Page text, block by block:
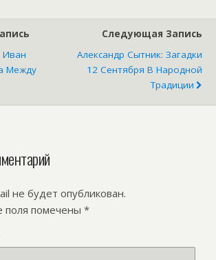
Иван
Между
Следующая Запись
Александр Сытник: Загадки
12 Сентября В Народной
Традиции
не будет опубликован.
поля помечены *